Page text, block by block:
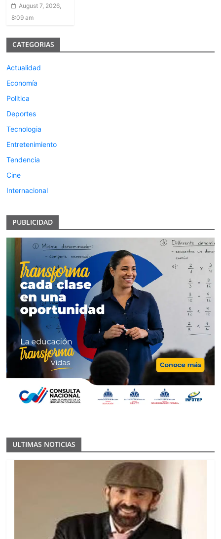
August 7, 2026,
8:09 am
CATEGORIAS
Actualidad
Economía
Politica
Deportes
Tecnologia
Entretenimiento
Tendencia
Cine
Internacional
PUBLICIDAD
ULTIMAS NOTICIAS